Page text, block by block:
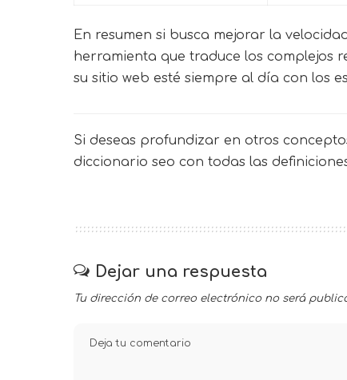
En resumen si busca mejorar la
herramienta que traduce los complejos
su sitio web esté siempre al día con los
Si deseas profundizar en otros
diccionario seo con todas las
Dejar una respuesta
Tu dirección de correo electrónico no será